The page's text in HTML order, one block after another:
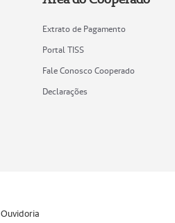
Extrato de Pagamento
Portal TISS
Fale Conosco Cooperado
Declarações
Ouvidoria